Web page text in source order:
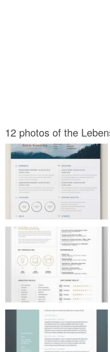
12 photos of the